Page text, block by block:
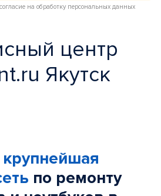
на обработку персональных данных
центр
Якутск
крупнейшая
по ремонту